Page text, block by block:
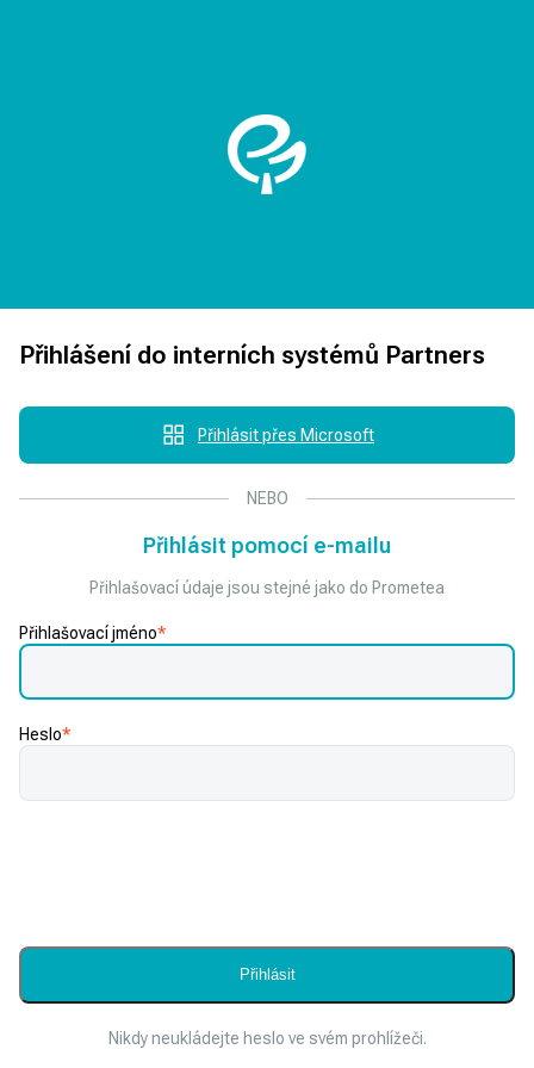
Přihlášení do interních systémů Partners
Přihlásit přes Microsoft
NEBO
Přihlásit pomocí e-mailu
Přihlašovací údaje jsou stejné jako do Prometea
Přihlašovací jméno*
Heslo*
Nikdy neukládejte heslo ve svém prohlížeči.